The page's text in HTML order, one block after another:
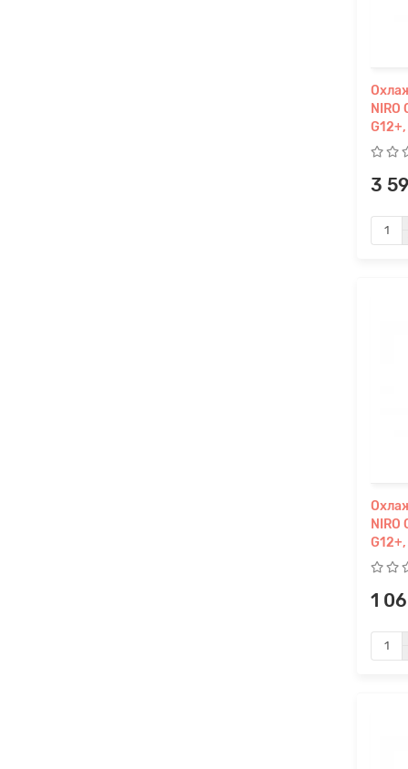
NIRO
3
NIRO
1